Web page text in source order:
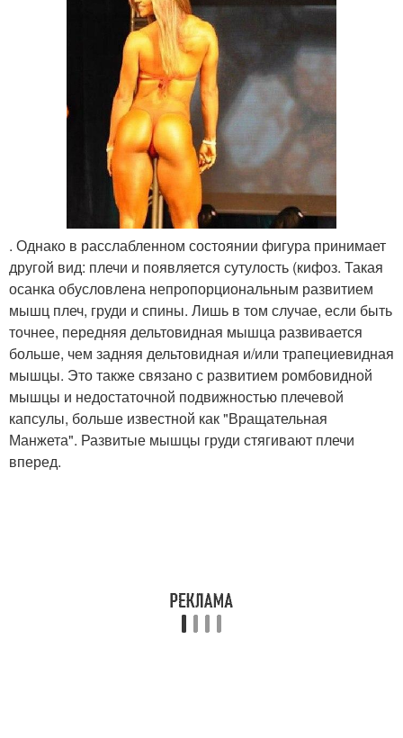
. Однако в расслабленном состоянии фигура принимает
другой вид: плечи и появляется сутулость (кифоз. Такая
осанка обусловлена непропорциональным развитием
мышц плеч, груди и спины. Лишь в том случае, если быть
точнее, передняя дельтовидная мышца развивается
больше, чем задняя дельтовидная и/или трапециевидная
мышцы. Это также связано с развитием ромбовидной
мышцы и недостаточной подвижностью плечевой
капсулы, больше известной как "Вращательная
Манжета". Развитые мышцы груди стягивают плечи
вперед.